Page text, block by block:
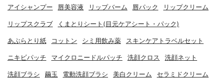
アイシャンプー 唇美容液 リップバーム 唇パック リップクリーム
リップスクラブ くまとりシート(目元ケアシート・パック)
あぶらとり紙 コットン シミ用飲み薬 スキンケアトラベルセット
ニキビパッチ マイクロニードルパッチ 洗顔クロス 洗顔ネット
洗顔ブラシ 繭玉 電動洗顔ブラシ 美白クリーム セラミドクリーム